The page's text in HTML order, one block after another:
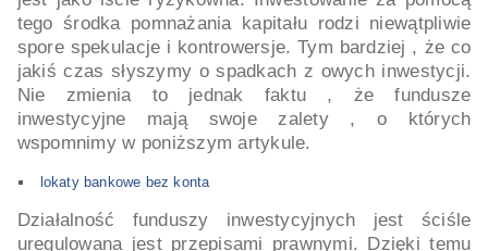
tego środka pomnażania kapitału rodzi niewątpliwie
spore spekulacje i kontrowersje. Tym bardziej , że co
jakiś czas słyszymy o spadkach z owych inwestycji.
Nie zmienia to jednak faktu , że fundusze
inwestycyjne mają swoje zalety , o których
wspomnimy w poniższym artykule.
lokaty bankowe bez konta
Działalność funduszy inwestycyjnych jest ściśle
uregulowana jest przepisami prawnymi. Dzięki temu